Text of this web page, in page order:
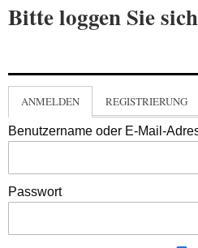
Bitte loggen Sie
ANMELDEN REGISTRIERUNG
Benutzername oder E-Mail-
Passwort